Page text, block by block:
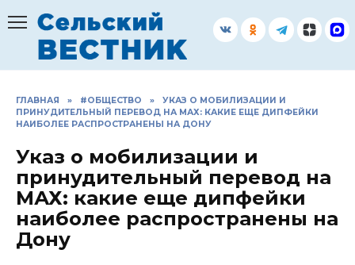
содержанию
ГЛАВНАЯ » #ОБЩЕСТВО »
УКАЗ О МОБИЛИЗАЦИИ И
ПРИНУДИТЕЛЬНЫЙ ПЕРЕВОД НА МАХ: КАКИЕ ЕЩЕ ДИПФЕЙКИ
НАИБОЛЕЕ РАСПРОСТРАНЕНЫ НА ДОНУ
Указ о мобилизации и
принудительный перевод на
МАХ: какие еще дипфейки
наиболее распространены на
Дону